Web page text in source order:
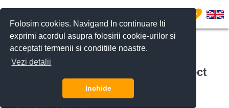
Folosim cookies. Navigand In continuare Iti
exprimi acordul asupra folosirii cookie-urilor si
acceptati termenii si conditiile noastre.
Vezi detalii
Inchide
0
LUXURIA DOMENII Residence proiect
rezidential nou sector 1 Bucuresti
CERE DETALII SUNĂ-NE